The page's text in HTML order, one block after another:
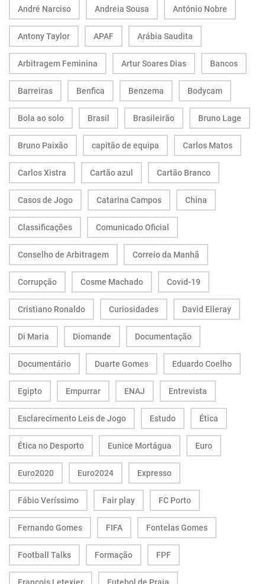
André Narciso Andreia Sousa António Nobre
Antony Taylor APAF Arábia Saudita
Arbitragem Feminina Artur Soares Dias Bancos
Barreiras Benfica Benzema Bodycam
Bola ao solo Brasil Brasileirão Bruno Lage
Bruno Paixão capitão de equipa Carlos Matos
Carlos Xistra Cartão azul Cartão Branco
Casos de Jogo Catarina Campos China
Classificações Comunicado Oficial
Conselho de Arbitragem Correio da Manhã
Corrupção Cosme Machado Covid-19
Cristiano Ronaldo Curiosidades David Elleray
Di Maria Diomande Documentação
Documentário Duarte Gomes Eduardo Coelho
Egipto Empurrar ENAJ Entrevista
Esclarecimento Leis de Jogo Estudo Ética
Ética no Desporto Eunice Mortágua Euro
Euro2020 Euro2024 Expresso
Fábio Veríssimo Fair play FC Porto
Fernando Gomes FIFA Fontelas Gomes
Football Talks Formação FPF